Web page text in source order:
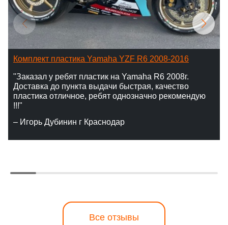
Комплект пластика Yamaha YZF R6 2008-2016
"Заказал у ребят пластик на Yamaha R6 2008г.
Доставка до пункта выдачи быстрая, качество
пластика отличное, ребят однозначно рекомендую
!!!"
– Игорь Дубинин г Краснодар
Все отзывы